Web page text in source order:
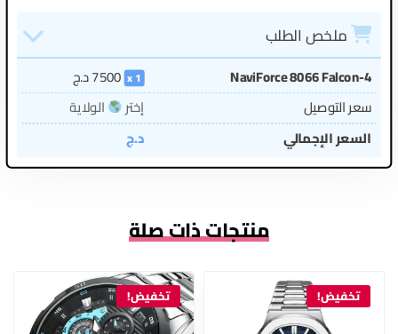
ملخص الطلب
NaviForce 8066 Falcon-4
1
7500د.ج
سعر التوصيل
إختر
الولاية
السعر الإجمالي
د.ج
منتجات ذات صلة
تخفيض! تخفيض!